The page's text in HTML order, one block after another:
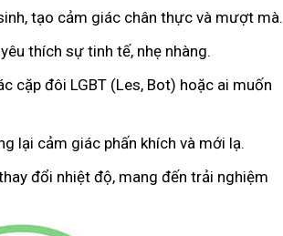
tạo cảm giác chân thực và mượt mà.
thích sự tinh tế, nhẹ nhàng.
cặp đôi LGBT (Les, Bot) hoặc ai muốn
lại cảm giác phấn khích và mới lạ.
đổi nhiệt độ, mang đến trải nghiệm